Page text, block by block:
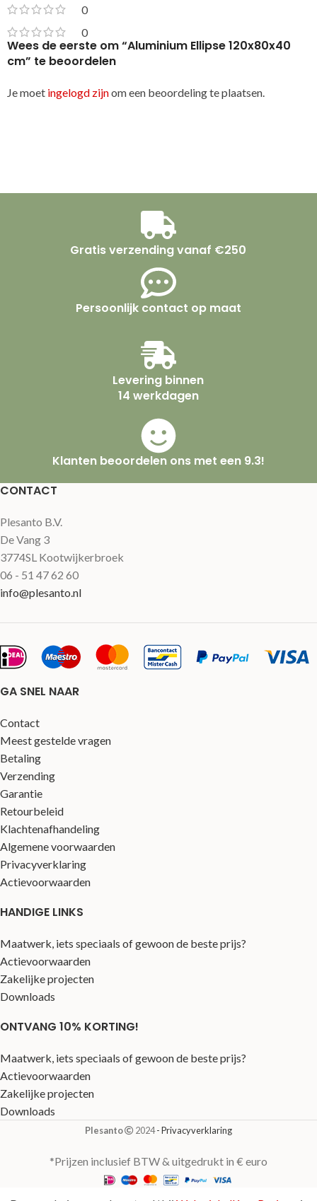
0
0
Wees de eerste om “Aluminium Ellipse 120x80x40
cm” te beoordelen
Je moet ingelogd zijnom een beoordeling te plaatsen.
Gratis verzending vanaf €250
Persoonlijk contact op maat
Levering binnen
14 werkdagen
Klanten beoordelen ons met een 9.3!
CONTACT
Plesanto B.V.
De Vang 3
3774SL Kootwijkerbroek
06 - 51 47 62 60
info@plesanto.nl
GA SNEL NAAR
Contact
Meest gestelde vragen
Betaling
Verzending
Garantie
Retourbeleid
Klachtenafhandeling
Algemene voorwaarden
Privacyverklaring
Actievoorwaarden
HANDIGE LINKS
Maatwerk, iets speciaals of gewoon de beste prijs?
Actievoorwaarden
Zakelijke projecten
Downloads
ONTVANG 10% KORTING!
Maatwerk, iets speciaals of gewoon de beste prijs?
Actievoorwaarden
Zakelijke projecten
Downloads
Plesanto 2024- Privacyverklaring
*Prijzen inclusief BTW & uitgedrukt in € euro